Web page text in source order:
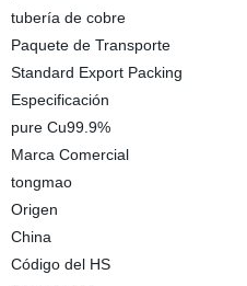
tubería de cobre
Paquete de Transporte
Standard Export Packing
Especificación
pure Cu99.9%
Marca Comercial
tongmao
Origen
China
Código del HS